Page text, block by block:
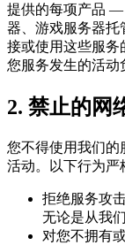
提供的每项产品 —
器、游戏服务器
接或使用这些服务
您服务发生的活动
2. 禁止的网
您不得使用我们的
活动。以下行为严
拒绝服务攻
无论是从我
对您不拥有